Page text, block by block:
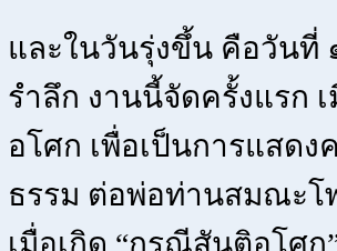
และในวันรุ่งขึ้น คือวันที่
รำลึก งานนี้จัดครั้งแรก
อโศก เพื่อเป็นการแสด
ธรรม ต่อพ่อท่านสมณะโ
เมื่อเกิด “กรณีสันติอโศ